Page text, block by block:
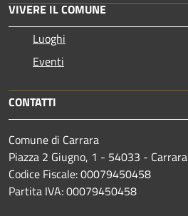
VIVERE IL COMUNE
Luoghi
Eventi
CONTATTI
Comune di Carrara
Piazza 2 Giugno, 1 - 54033 - Carrara
Codice Fiscale: 00079450458
Partita IVA: 00079450458